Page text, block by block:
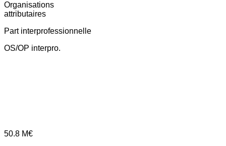
Organisations
attributaires
Part interprofessionnelle
OS/OP interpro.
50.8 M€